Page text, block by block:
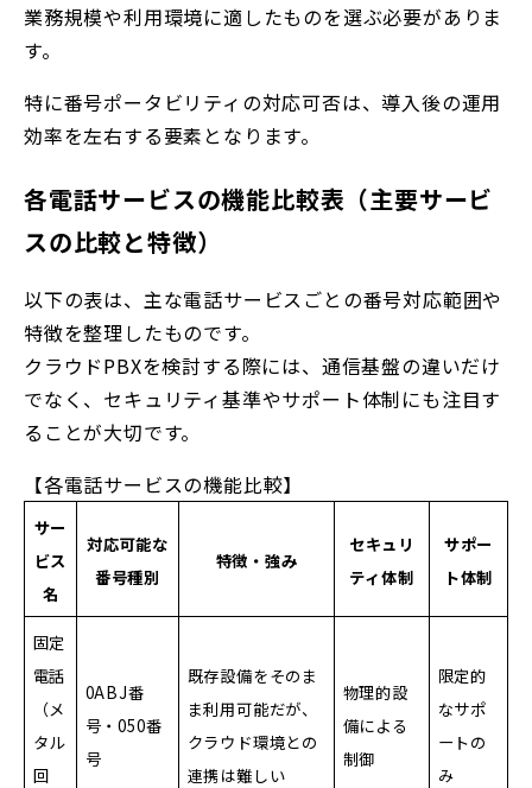
業務規模や利用環境に適したものを選ぶ必要がありま
す。
特に番号ポータビリティの対応可否は、導入後の運用
効率を左右する要素となります。
各電話サービスの機能比較表（主要サービ
スの比較と特徴）
以下の表は、主な電話サービスごとの番号対応範囲や
特徴を整理したものです。
クラウドPBXを検討する際には、通信基盤の違いだけ
でなく、セキュリティ基準やサポート体制にも注目す
ることが大切です。
【各電話サービスの機能比較】
サー
ビス
名
対応可能な
番号種別
特徴・強み
セキュリ
ティ体制
サポー
ト体制
固定
電話
（メ
タル
回
0ABJ番
号・050番
号
既存設備をそのま
ま利用可能だが、
クラウド環境との
連携は難しい
物理的設
備による
制御
限定的
なサポ
ートの
み